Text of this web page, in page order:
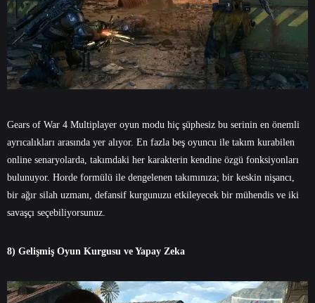
Gears of War 4 Multiplayer oyun modu hiç şüphesiz bu serinin en önemli
ayrıcalıkları arasında yer alıyor. En fazla beş oyuncu ile takım kurabilen
online senaryolarda, takımdaki her karakterin kendine özgü fonksiyonları
bulunuyor. Horde formülü ile dengelenen takımınıza; bir keskin nişancı,
bir ağır silah uzmanı, defansif kurgunuzu etkileyecek bir mühendis ve iki
savaşçı seçebiliyorsunuz.
8) Gelişmiş Oyun Kurgusu ve Yapay Zeka